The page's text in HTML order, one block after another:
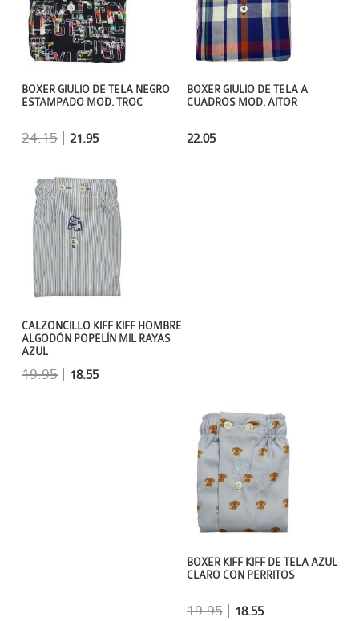
BOXER GIULIO DE TELA A
CUADROS MOD. AITOR
22.05
BOXER GIULIO DE TELA NEGRO
ESTAMPADO MOD. TROC
24.15 |21.95
CALZONCILLO KIFF KIFF HOMBRE
ALGODÓN POPELÍN MIL RAYAS
AZUL
19.95 | 18.55
BOXER KIFF KIFF DE TELA AZUL
CLARO CON PERRITOS
19.95| 18.55